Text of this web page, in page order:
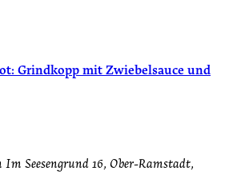
Grindkopp mit Zwiebelsauce und
Im Seesengrund 16, Ober-Ramstadt,